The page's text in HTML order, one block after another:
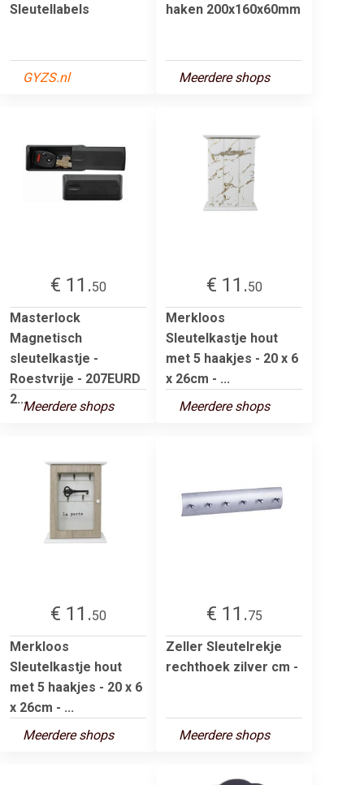
Sleutellabels
GYZS.nl
haken 200x160x60mm
Meerdere shops
€ 11.50
Masterlock
Magnetisch
sleutelkastje -
Roestvrije - 207EURD
2...Meerdere shops
€ 11.50
Merkloos
Sleutelkastje hout
met 5 haakjes - 20 x 6
x 26cm - ...
Meerdere shops
€ 11.50
Merkloos
Sleutelkastje hout
met 5 haakjes - 20 x 6
x 26cm - ...
Meerdere shops
€ 11.75
Zeller Sleutelrekje
rechthoek zilver cm -
Meerdere shops